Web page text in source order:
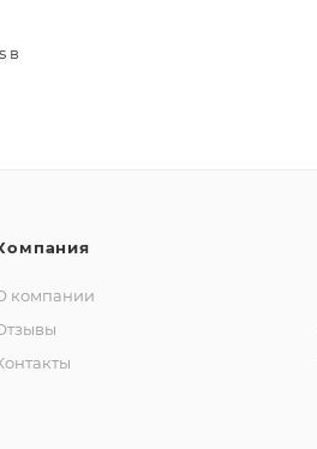
в
компании